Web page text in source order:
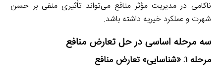
ناکامی در مدیریت مؤثر منافع می‌تواند تأثیری منفی بر حسن
شهرت و عملکرد خیریه داشته باشد.
سه مرحله اساسی در حل تعارض منافع
مرحله ۱: «شناسایی» تعارض منافع